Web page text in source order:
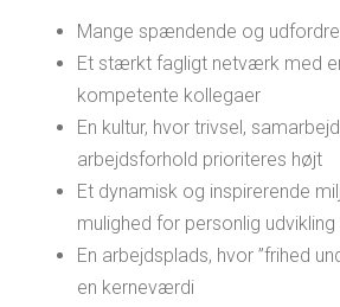
Mange spændende og
Et stærkt fagligt netværk med
kompetente kollegaer
En kultur, hvor trivsel,
arbejdsforhold prioriteres højt
Et dynamisk og inspirerende
mulighed for personlig udvikling
En arbejdsplads, hvor ”frihed
en kerneværdi